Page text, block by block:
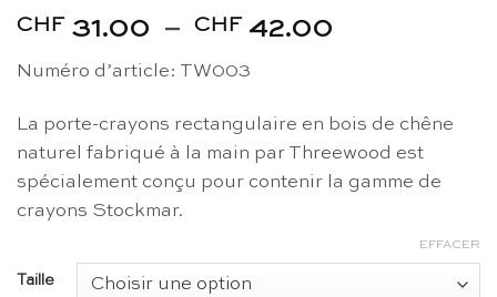
CHF 31.00 – CHF 42.00
CHF 31.00
CHF 42.00
Numéro d’article: TW003
La porte-crayons rectangulaire en bois de chêne
naturel fabriqué à la main par Threewood est
spécialement conçu pour contenir la gamme de
crayons Stockmar.
Taille
EFFACER